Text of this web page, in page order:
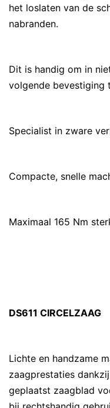
het loslaten van de
nabranden.
Dit is handig om in
volgende bevestiging
Specialist in zware
Compacte, snelle
Maximaal 165 Nm
DS611 CIRCELZAAG
Lichte en handzame
zaagprestaties
geplaatst zaagblad